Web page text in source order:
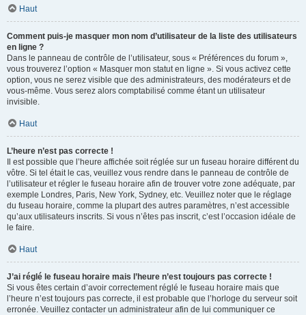
Haut
Comment puis-je masquer mon nom d’utilisateur de la liste des utilisateurs
en ligne ?
Dans le panneau de contrôle de l’utilisateur, sous « Préférences du forum »,
vous trouverez l’option « Masquer mon statut en ligne ». Si vous activez cette
option, vous ne serez visible que des administrateurs, des modérateurs et de
vous-même. Vous serez alors comptabilisé comme étant un utilisateur
invisible.
Haut
L’heure n’est pas correcte !
Il est possible que l’heure affichée soit réglée sur un fuseau horaire différent du
vôtre. Si tel était le cas, veuillez vous rendre dans le panneau de contrôle de
l’utilisateur et régler le fuseau horaire afin de trouver votre zone adéquate, par
exemple Londres, Paris, New York, Sydney, etc. Veuillez noter que le réglage
du fuseau horaire, comme la plupart des autres paramètres, n’est accessible
qu’aux utilisateurs inscrits. Si vous n’êtes pas inscrit, c’est l’occasion idéale de
le faire.
Haut
J’ai réglé le fuseau horaire mais l’heure n’est toujours pas correcte !
Si vous êtes certain d’avoir correctement réglé le fuseau horaire mais que
l’heure n’est toujours pas correcte, il est probable que l’horloge du serveur soit
erronée. Veuillez contacter un administrateur afin de lui communiquer ce